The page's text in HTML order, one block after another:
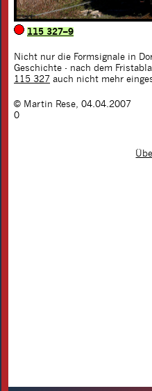
115 327–9
Nicht nur die Formsignale in
Geschichte - nach dem
115 327 auch nicht mehr
© Martin Rese 04.04.2007
0